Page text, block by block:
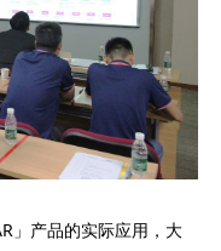
」产品的实际应用，大